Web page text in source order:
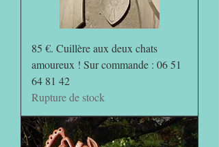
85 €. Cuillère aux deux chats
amoureux ! Sur commande : 06 51
64 81 42
Rupture de stock